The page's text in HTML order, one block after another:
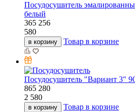
Посудосушитель
белый
365 256
580
в корзину Товар в корзине
Посудосушитель "Вариант 3"
865 280
2 580
в корзину Товар в корзине